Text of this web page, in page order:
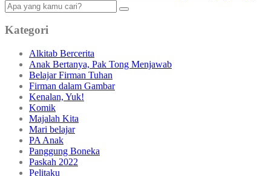
Kategori
Alkitab Bercerita
Anak Bertanya, Pak Tong Menjawab
Belajar Firman Tuhan
Firman dalam Gambar
Kenalan, Yuk!
Komik
Majalah Kita
Mari belajar
PA Anak
Panggung Boneka
Paskah 2022
Pelitaku